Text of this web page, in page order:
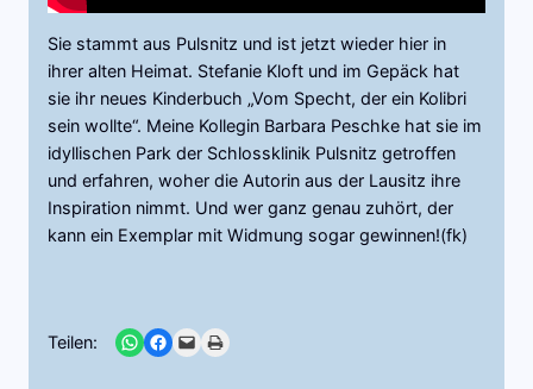
Sie stammt aus Pulsnitz und ist jetzt wieder hier in
ihrer alten Heimat. Stefanie Kloft und im Gepäck hat
sie ihr neues Kinderbuch „Vom Specht, der ein Kolibri
sein wollte“. Meine Kollegin Barbara Peschke hat sie im
idyllischen Park der Schlossklinik Pulsnitz getroffen
und erfahren, woher die Autorin aus der Lausitz ihre
Inspiration nimmt. Und wer ganz genau zuhört, der
kann ein Exemplar mit Widmung sogar gewinnen!(fk)
Teilen: Share on WhatsApp
Share on Facebook
Email this PagePrint this Page